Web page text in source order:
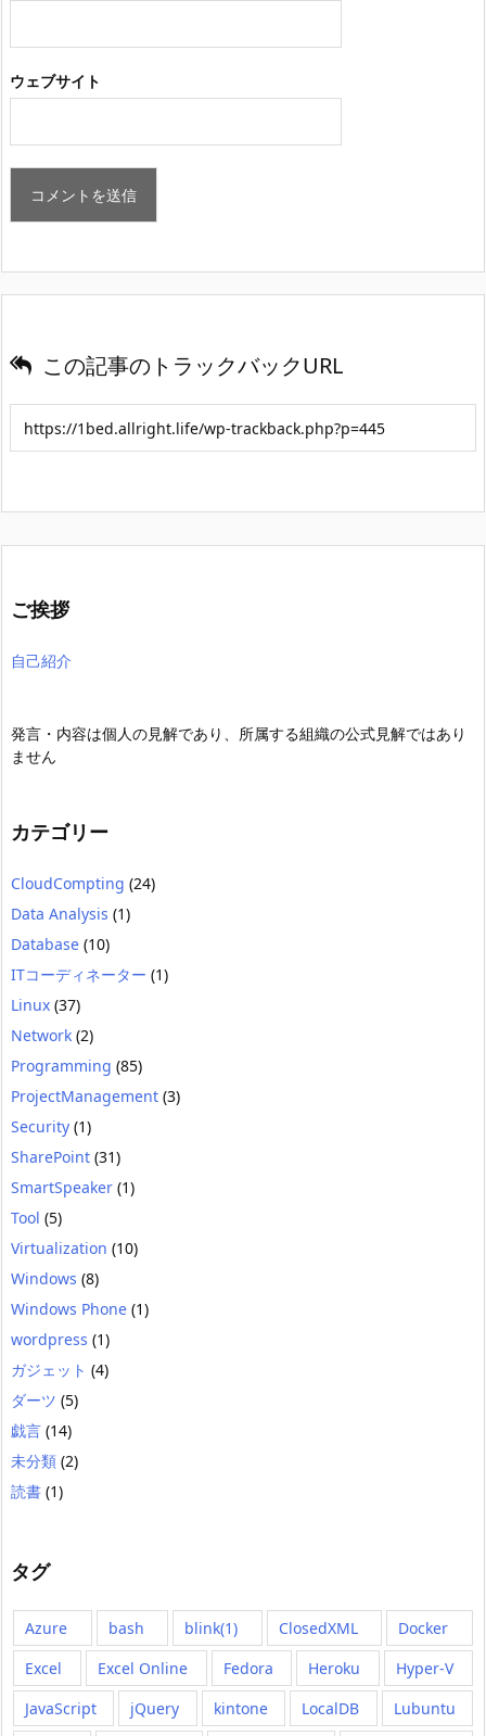
ウェブサイト
この記事のトラックバックURL
ご挨拶
自己紹介
発言・内容は個人の見解であり、所属する組織の公式見解ではあり
ません
カテゴリー
CloudCompting (24)
Data Analysis (1)
Database (10)
ITコーディネーター (1)
Linux (37)
Network (2)
Programming (85)
ProjectManagement (3)
Security (1)
SharePoint (31)
SmartSpeaker (1)
Tool (5)
Virtualization (10)
Windows (8)
Windows Phone (1)
wordpress (1)
ガジェット (4)
ダーツ (5)
戯言 (14)
未分類 (2)
読書 (1)
タグ
Azure bash blink(1) ClosedXML
Docker
Excel
Excel Online Fedora Heroku
Hyper-V
JavaScript
jQuery kintone LocalDB
Lubuntu